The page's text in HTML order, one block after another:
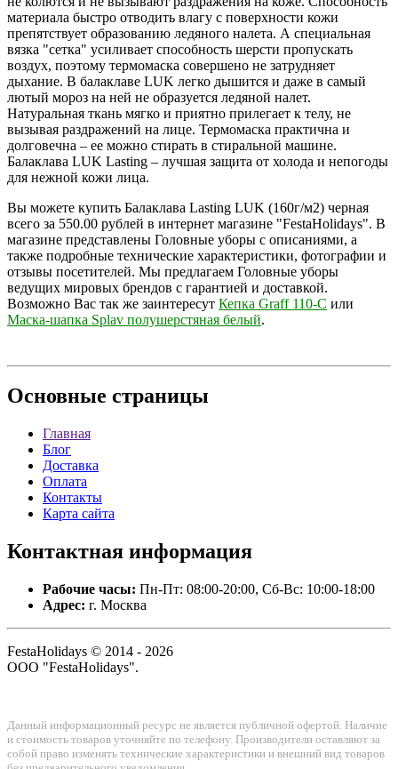
материала быстро отводить влагу с поверхности кожи
препятствует образованию ледяного налета. А специальная
вязка "сетка" усиливает способность шерсти пропускать
воздух, поэтому термомаска совершено не затрудняет
дыхание. В балаклаве LUK легко дышится и даже в самый
лютый мороз на ней не образуется ледяной налет.
Натуральная ткань мягко и приятно прилегает к телу, не
вызывая раздражений на лице. Термомаска практична и
долговечна – ее можно стирать в стиральной машине.
Балаклава LUK Lasting – лучшая защита от холода и непогоды
для нежной кожи лица.
Вы можете купить Балаклава Lasting LUK (160г/м2) черная
всего за 550.00 рублей в интернет магазине "FestaHolidays". В
магазине представлены Головные уборы с описаниями, а
также подробные технические характеристики, фотографии и
отзывы посетителей. Мы предлагаем Головные уборы
ведущих мировых брендов с гарантией и доставкой.
Возможно Вас так же заинтересут Кепка Graff 110-С или
Маска-шапка Splav полушерстяная белый.
Основные страницы
Главная
Блог
Доставка
Оплата
Контакты
Карта сайта
Контактная информация
Рабочие часы: Пн-Пт: 08:00-20:00, Сб-Вс: 10:00-18:00
Адрес: г. Москва
FestaHolidays © 2014 - 2026
ООО "FestaHolidays".
Данный информационный ресурс не является публичной офертой. Наличие
и стоимость товаров уточняйте по телефону. Производители оставляют за
собой право изменять технические характеристики и внешний вид товаров